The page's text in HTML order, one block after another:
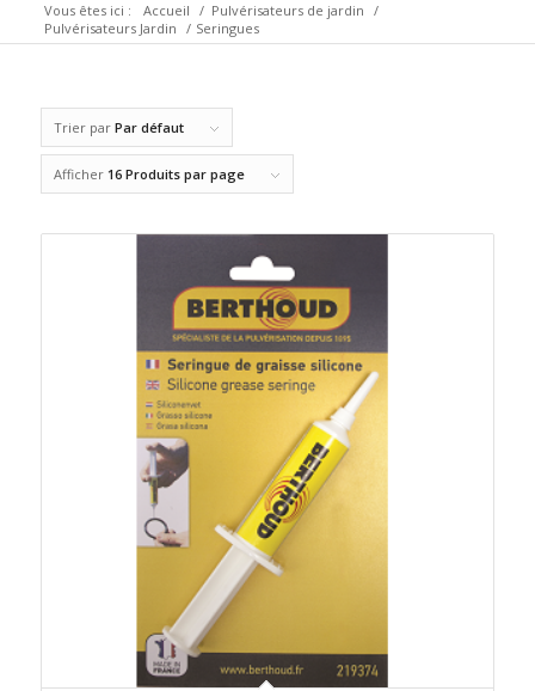
Vous êtes ici : Accueil / Pulvérisateurs de jardin /
Pulvérisateurs Jardin / Seringues
Trier par Par défaut
Afficher 16 Produits par page